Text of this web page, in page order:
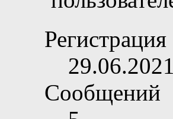
Регистрация
29.06.2021
Сообщений